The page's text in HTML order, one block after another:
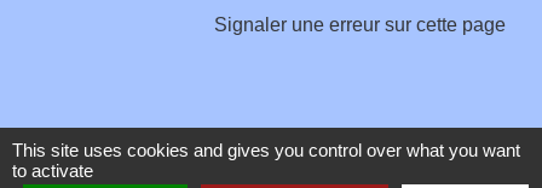
Signaler une erreur sur cette page
This site uses cookies and gives you control over what you want
to activate